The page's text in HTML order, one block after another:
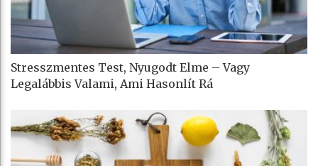
Stresszmentes Test, Nyugodt Elme – Vagy
Legalábbis Valami, Ami Hasonlít Rá